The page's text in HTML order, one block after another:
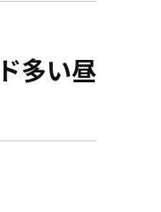
多い昼